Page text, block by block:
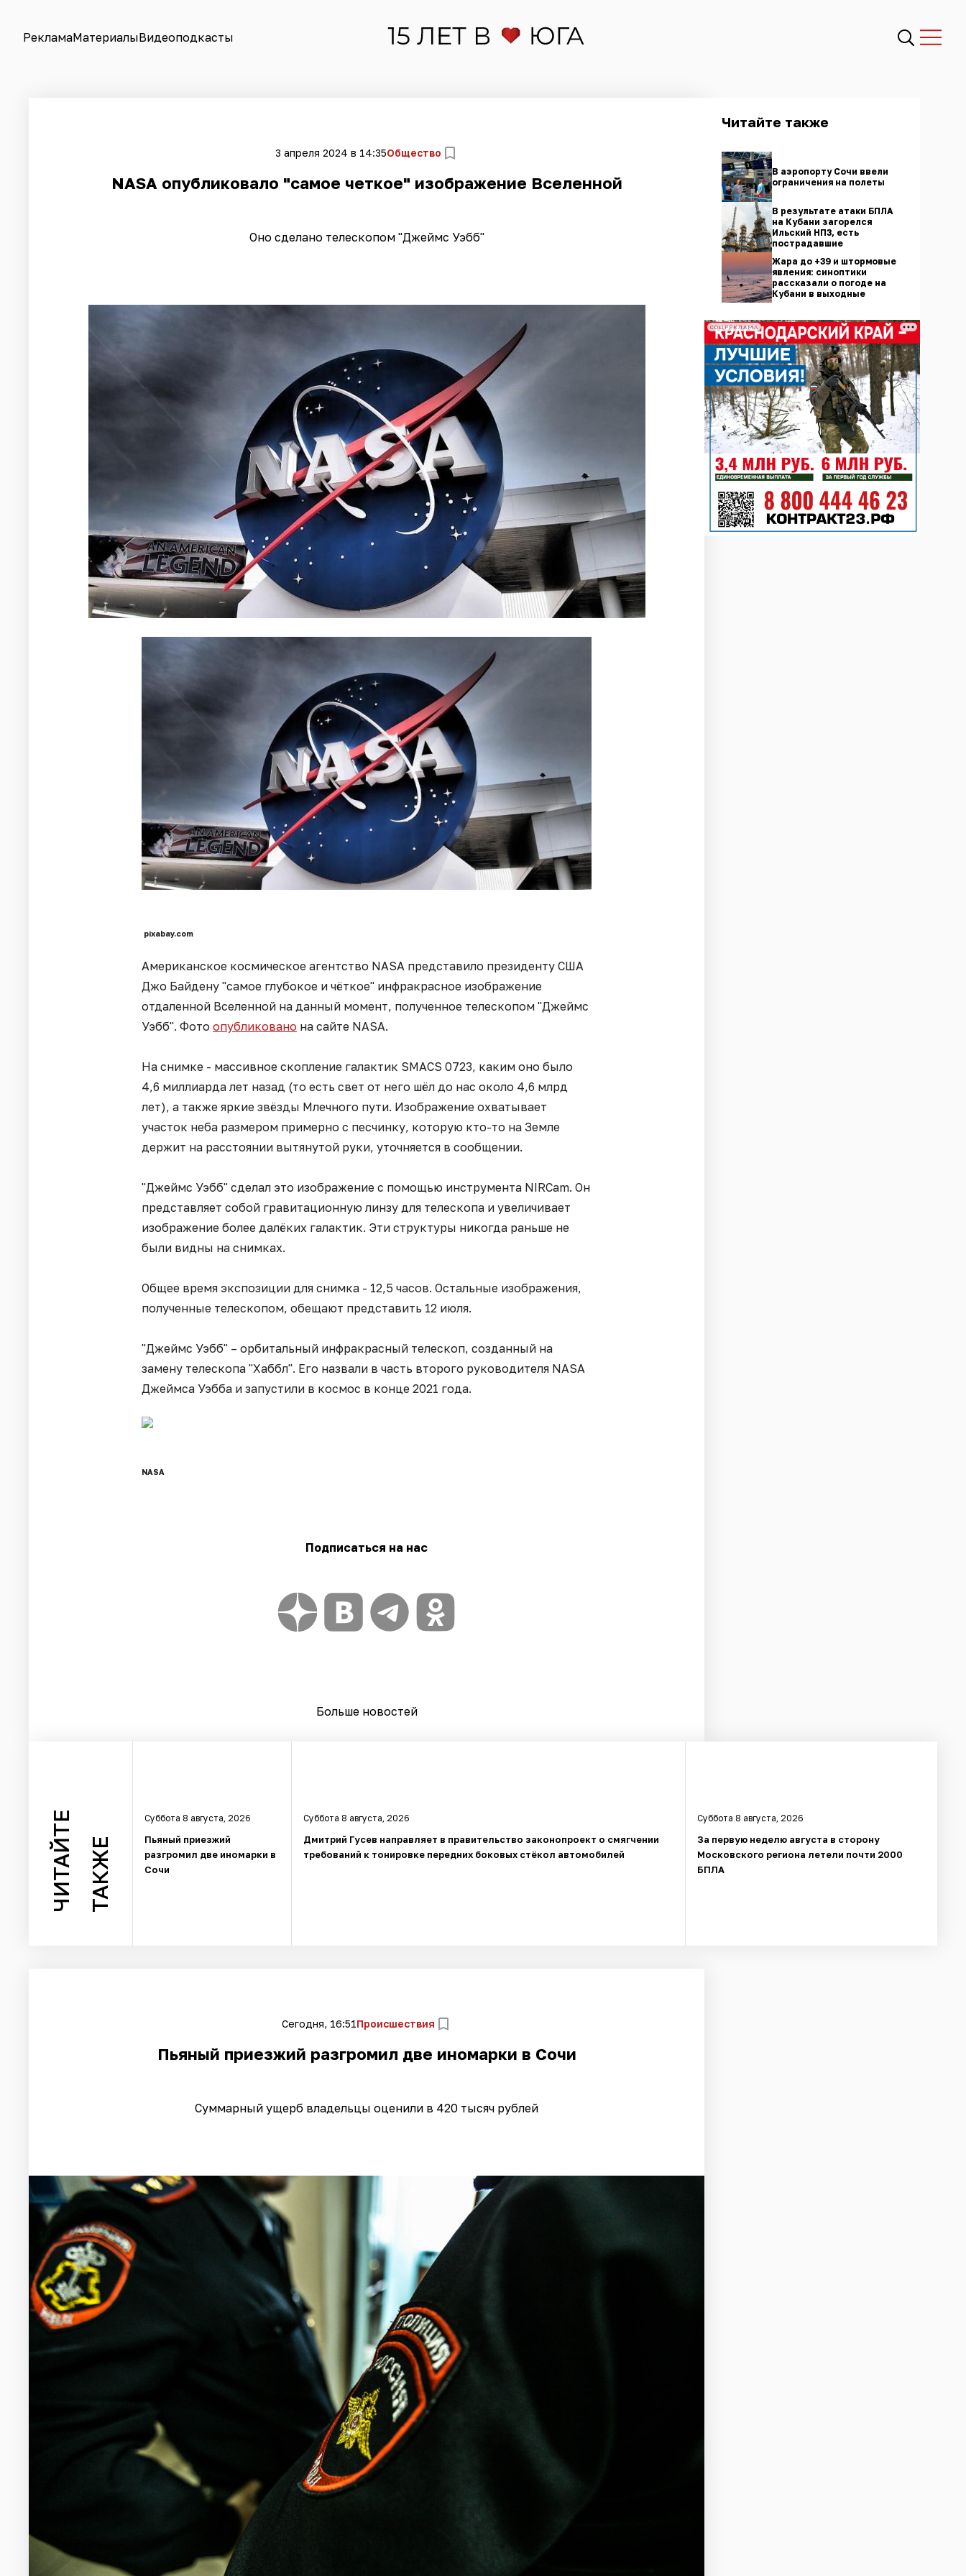
РекламаМатериалыВидеоподкасты
3 апреля 2024 в 14:35Общество
NASA опубликовало "самое четкое" изображение Вселенной
Оно сделано телескопом "Джеймс Уэбб"
pixabay.com
Американское космическое агентство NASA представило президенту США
Джо Байдену "самое глубокое и чёткое" инфракрасное изображение
отдаленной Вселенной на данный момент, полученное телескопом "Джеймс
Уэбб". Фото опубликовано на сайте NASA.
На снимке - массивное скопление галактик SMACS 0723, каким оно было
4,6 миллиарда лет назад (то есть свет от него шёл до нас около 4,6 млрд
лет), а также яркие звёзды Млечного пути. Изображение охватывает
участок неба размером примерно с песчинку, которую кто-то на Земле
держит на расстоянии вытянутой руки, уточняется в сообщении.
"Джеймс Уэбб" сделал это изображение с помощью инструмента NIRCam. Он
представляет собой гравитационную линзу для телескопа и увеличивает
изображение более далёких галактик. Эти структуры никогда раньше не
были видны на снимках.
Общее время экспозиции для снимка - 12,5 часов. Остальные изображения,
полученные телескопом, обещают представить 12 июля.
"Джеймс Уэбб" – орбитальный инфракрасный телескоп, созданный на
замену телескопа "Хаббл". Его назвали в часть второго руководителя NASA
Джеймса Уэбба и запустили в космос в конце 2021 года.
NASA
Подписаться на нас
Больше новостей
Читайте также
В аэропорту Сочи ввели
ограничения на полеты
В результате атаки БПЛА
на Кубани загорелся
Ильский НПЗ, есть
пострадавшие
Жара до +39 и штормовые
явления: синоптики
рассказали о погоде на
Кубани в выходные
СОЦРЕКЛАМА
ЧИТАЙТЕ ТАКЖЕ
Суббота 8 августа, 2026
Пьяный приезжий
разгромил две иномарки в
Сочи
Суббота 8 августа, 2026
Дмитрий Гусев направляет в правительство законопроект о смягчении
требований к тонировке передних боковых стёкол автомобилей
Суббота 8 августа, 2026
За первую неделю августа в сторону
Московского региона летели почти 2000
БПЛА
Сегодня, 16:51Происшествия
Пьяный приезжий разгромил две иномарки в Сочи
Суммарный ущерб владельцы оценили в 420 тысяч рублей